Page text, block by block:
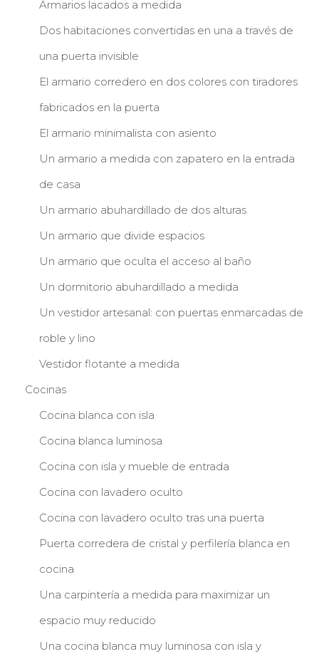
Armarios lacados a medida
Dos habitaciones convertidas en una a través de
una puerta invisible
El armario corredero en dos colores con tiradores
fabricados en la puerta
El armario minimalista con asiento
Un armario a medida con zapatero en la entrada
de casa
Un armario abuhardillado de dos alturas
Un armario que divide espacios
Un armario que oculta el acceso al baño
Un dormitorio abuhardillado a medida
Un vestidor artesanal: con puertas enmarcadas de
roble y lino
Vestidor flotante a medida
Cocinas
Cocina blanca con isla
Cocina blanca luminosa
Cocina con isla y mueble de entrada
Cocina con lavadero oculto
Cocina con lavadero oculto tras una puerta
Puerta corredera de cristal y perfilería blanca en
cocina
Una carpintería a medida para maximizar un
espacio muy reducido
Una cocina blanca muy luminosa con isla y